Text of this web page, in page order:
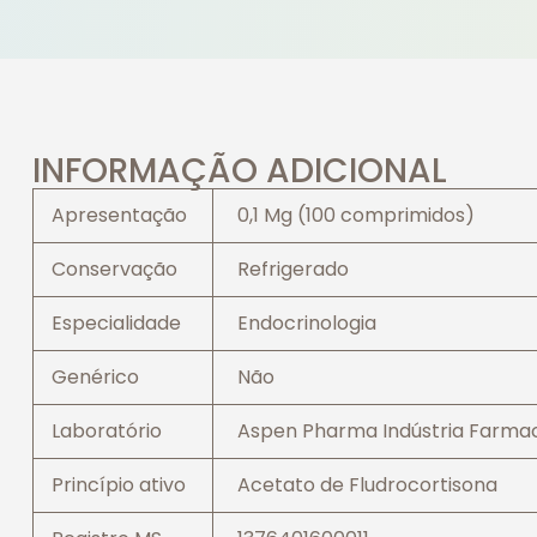
INFORMAÇÃO ADICIONAL
Apresentação
0,1 Mg (100 comprimidos)
Conservação
Refrigerado
Especialidade
Endocrinologia
Genérico
Não
Laboratório
Aspen Pharma Indústria
Princípio ativo
Acetato de Fludrocortisona